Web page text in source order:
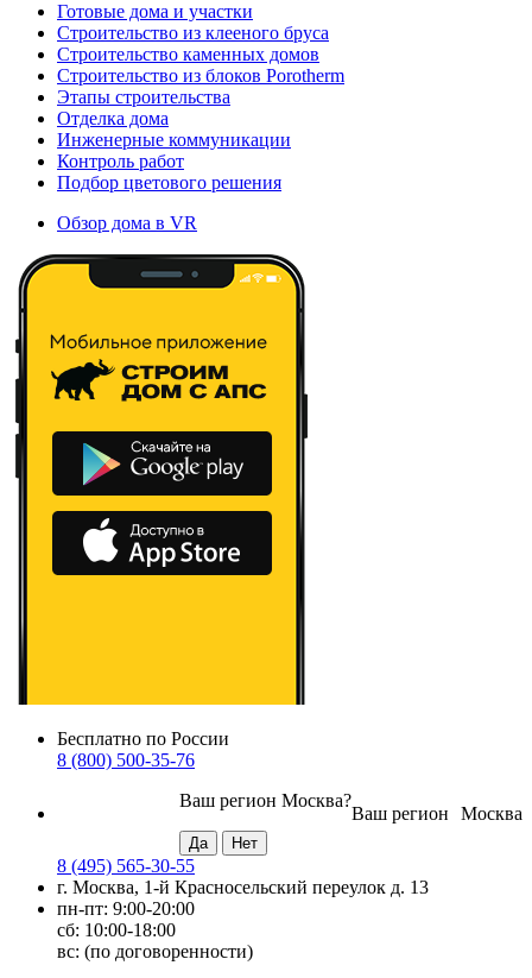
Готовые дома и участки
Строительство из клееного бруса
Строительство каменных домов
Строительство из блоков Porotherm
Этапы строительства
Отделка дома
Инженерные коммуникации
Контроль работ
Подбор цветового решения
Обзор дома в VR
Бесплатно по России
8 (800) 500-35-76
Москва
Ваш регион
Ваш регион Москва?
8 (495) 565-30-55
г. Москва, 1-й Красносельский переулок д. 13
пн-пт: 9:00-20:00
сб: 10:00-18:00
вс: (по договоренности)